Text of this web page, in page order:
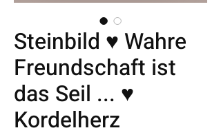
Steinbild ♥ Wahre
Freundschaft ist
das Seil ... ♥
Kordelherz